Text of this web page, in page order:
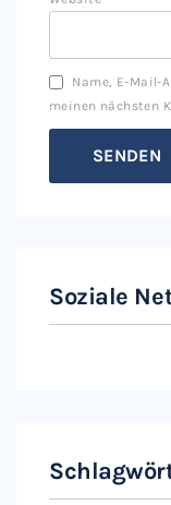
Name, E-Mail-
meinen nächsten
Soziale